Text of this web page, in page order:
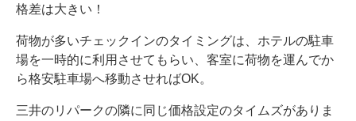
格差は大きい！
荷物が多いチェックインのタイミングは、ホテルの駐車
場を一時的に利用させてもらい、客室に荷物を運んでか
ら格安駐車場へ移動させればOK。
三井のリパークの隣に同じ価格設定のタイムズがありま